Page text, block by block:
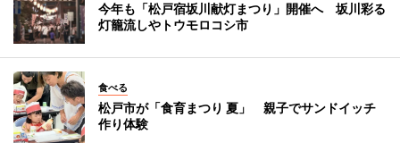
今年も「松戸宿坂川献灯まつり」開催へ 坂川彩る
灯籠流しやトウモロコシ市
食べる
松戸市が「食育まつり 夏」 親子でサンドイッチ
作り体験